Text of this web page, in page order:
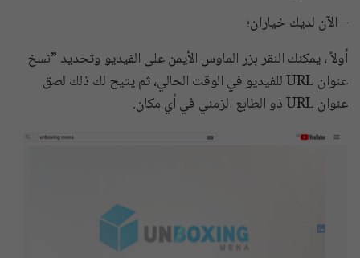
– الآن لديك خياران؛
أولاً ، يمكنك النقر بزر الماوس الأيمن على الفيديو وتحديد ”نسخ
عنوان URL للفيديو في الوقت الحالي، ثم يتيح لك ذلك لصق
عنوان URL ذو الطابع الزمني في أي مكان.